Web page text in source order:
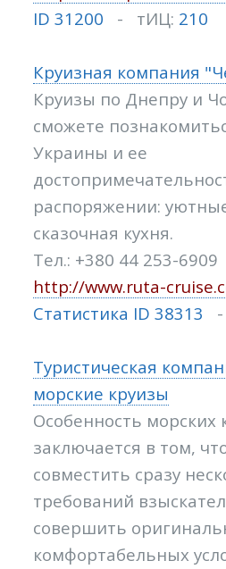
ID 31200 - тИЦ: 210
Круизная компания
Круизы по Днепру и
сможете
Украины и ее
распоряжении:
сказочная кухня.
Тел.: +380 44 253-
http://www.ruta-
Статистика ID 38313
Туристическая
морские круизы
Особенность морских
заключается в том,
совместить сразу
требований
совершить
комфортабельных